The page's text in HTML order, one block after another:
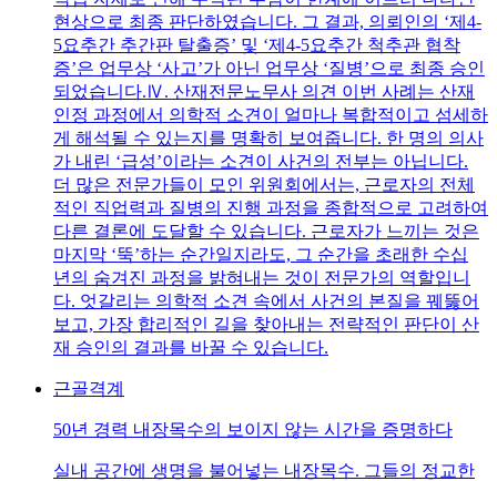
현상으로 최종 판단하였습니다. 그 결과, 의뢰인의 ‘제4-
5요추간 추간판 탈출증’ 및 ‘제4-5요추간 척추관 협착
증’은 업무상 ‘사고’가 아닌 업무상 ‘질병’으로 최종 승인
되었습니다.Ⅳ. 산재전문노무사 의견 이번 사례는 산재
인정 과정에서 의학적 소견이 얼마나 복합적이고 섬세하
게 해석될 수 있는지를 명확히 보여줍니다. 한 명의 의사
가 내린 ‘급성’이라는 소견이 사건의 전부는 아닙니다.
더 많은 전문가들이 모인 위원회에서는, 근로자의 전체
적인 직업력과 질병의 진행 과정을 종합적으로 고려하여
다른 결론에 도달할 수 있습니다. 근로자가 느끼는 것은
마지막 ‘뚝’하는 순간일지라도, 그 순간을 초래한 수십
년의 숨겨진 과정을 밝혀내는 것이 전문가의 역할입니
다. 엇갈리는 의학적 소견 속에서 사건의 본질을 꿰뚫어
보고, 가장 합리적인 길을 찾아내는 전략적인 판단이 산
재 승인의 결과를 바꿀 수 있습니다.
근골격계
50년 경력 내장목수의 보이지 않는 시간을 증명하다
실내 공간에 생명을 불어넣는 내장목수. 그들의 정교한